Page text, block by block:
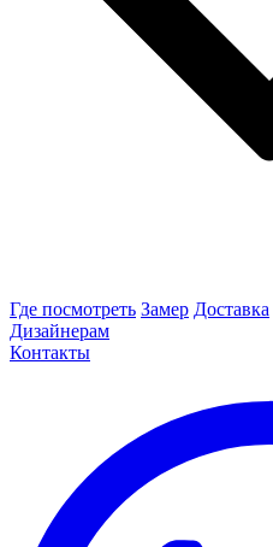
Где посмотреть Замер Доставка
Дизайнерам
Контакты